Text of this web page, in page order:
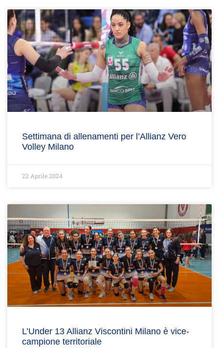
Settimana di allenamenti per l’Allianz Vero
Volley Milano
22 Aprile 2024
L’Under 13 Allianz Viscontini Milano è vice-
campione territoriale